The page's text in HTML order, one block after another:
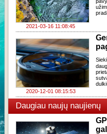
2021-03-16 11:08:45
2020-12-01 08:15:53
Daugiau naujų naujienų